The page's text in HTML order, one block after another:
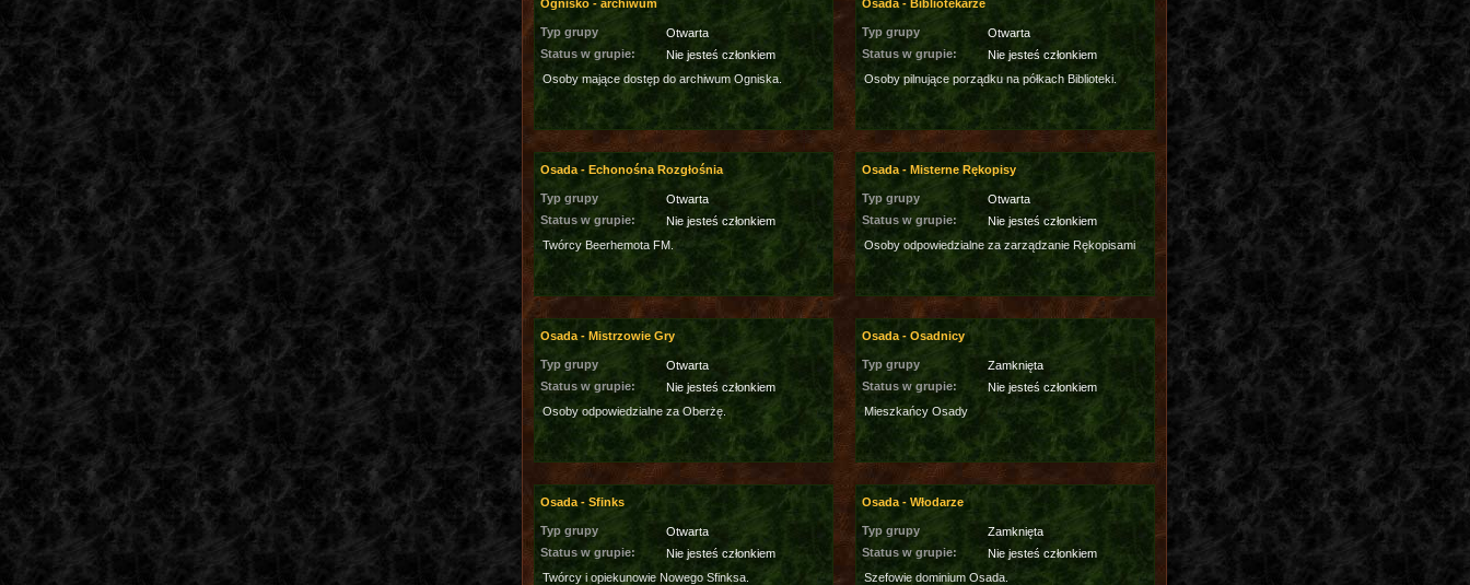
Ognisko - archiwum
Typ grupy
Otwarta
Status w grupie:
Nie jesteś członkiem
Osoby mające dostęp do archiwum Ogniska.
Osada - Bibliotekarze
Typ grupy
Otwarta
Status w grupie:
Nie jesteś członkiem
Osoby pilnujące porządku na półkach Biblioteki.
Osada - Echonośna Rozgłośnia
Typ grupy
Otwarta
Status w grupie:
Nie jesteś członkiem
Twórcy Beerhemota FM.
Osada - Misterne Rękopisy
Typ grupy
Otwarta
Status w grupie:
Nie jesteś członkiem
Osoby odpowiedzialne za zarządzanie Rękopisami
Osada - Mistrzowie Gry
Typ grupy
Otwarta
Status w grupie:
Nie jesteś członkiem
Osoby odpowiedzialne za Oberżę.
Osada - Osadnicy
Typ grupy
Zamknięta
Status w grupie:
Nie jesteś członkiem
Mieszkańcy Osady
Osada - Sfinks
Typ grupy
Otwarta
Status w grupie:
Nie jesteś członkiem
Twórcy i opiekunowie Nowego Sfinksa.
Osada - Włodarze
Typ grupy
Zamknięta
Status w grupie:
Nie jesteś członkiem
Szefowie dominium Osada.